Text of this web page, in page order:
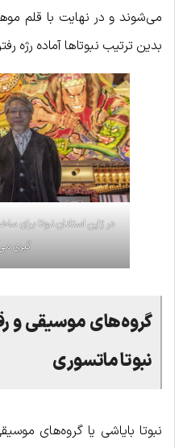
می‌شوند و در نهایت با قلم
بدین ترتیب نبوتاها آماده رژه
در ژاپن استادان نبوتا
گیری
گروه‌های موسیقی و
نبوتا ماتسوری
نبوتا بایاشی یا گروه‌های